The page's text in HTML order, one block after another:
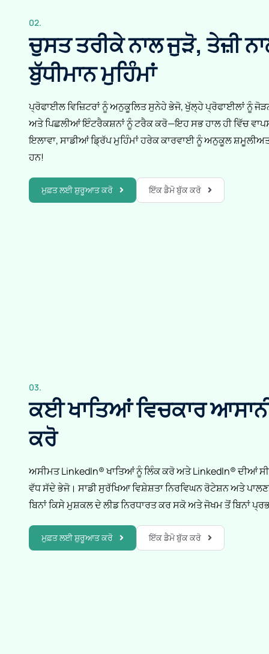
02.
ਚੁਸਤ ਤਰੀਕੇ ਨਾਲ ਜੁੜੋ, ਤੇਜ਼ੀ
ਬੁੱਧੀਮਾਨ ਮੁਹਿੰਮਾਂ
ਪ੍ਰੋਫਾਈਲ ਵਿਜ਼ਿਟਰਾਂ ਨੂੰ ਅਨੁਕੂਲਿਤ ਸੁਨੇਹੇ ਭੇਜੋ, ਖੁੱਲ੍ਹੇ ਪ੍ਰੋਫਾਈਲਾਂ ਨੂੰ
ਅਤੇ ਪਿਛਲੀਆਂ ਇੰਟਰੈਕਸ਼ਨਾਂ ਨੂੰ ਟਰੈਕ ਕਰੋ—ਇਹ ਸਭ ਹਾਲ ਹੀ ਵਿੱਚ
ਇਲਾਵਾ, ਸਾਡੀਆਂ ਡ੍ਰਿੱਪ ਮੁਹਿੰਮਾਂ ਹਰੇਕ ਕਾਰਵਾਈ ਨੂੰ ਅਨੁਕੂਲ
ਹਨ!
ਮੁਫ਼ਤ ਲਈ ਸ਼ੁਰੂਆਤ ਕਰੋ ਇੱਕ ਡੈਮੋ ਬੁੱਕ ਕਰੋ
03.
ਕਈ ਖਾਤਿਆਂ ਵਿਚਕਾਰ
ਕਰੋ
ਅਸੀਮਤ LinkedIn® ਖਾਤਿਆਂ ਨੂੰ ਲਿੰਕ ਕਰੋ ਅਤੇ LinkedIn® ਦੀਆਂ
ਵੱਧ ਸੱਦੇ ਭੇਜੋ। ਸਾਡੀ ਸੁਰੱਖਿਆ ਵਿਸ਼ੇਸ਼ਤਾ ਨਿਰਵਿਘਨ ਰੋਟੇਸ਼ਨ ਅਤੇ
ਬਿਨਾਂ ਕਿਸੇ ਮੁਸ਼ਕਲ ਦੇ ਲੀਡ ਨਿਰਧਾਰਤ ਕਰ ਸਕੋ ਅਤੇ ਜੋਖਮ ਤੋਂ ਬਿਨਾਂ
ਮੁਫ਼ਤ ਲਈ ਸ਼ੁਰੂਆਤ ਕਰੋ ਇੱਕ ਡੈਮੋ ਬੁੱਕ ਕਰੋ